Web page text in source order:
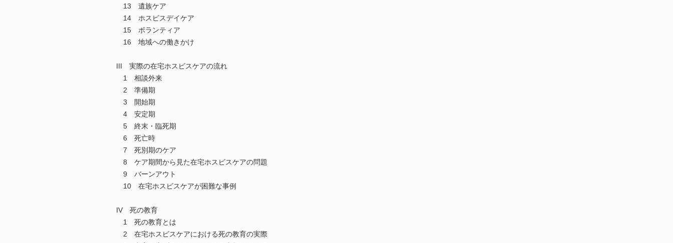
13 遺族ケア
14 ホスピスデイケア
15 ボランティア
16 地域への働きかけ
III 実際の在宅ホスピスケアの流れ
1 相談外来
2 準備期
3 開始期
4 安定期
5 終末・臨死期
6 死亡時
7 死別期のケア
8 ケア期間から見た在宅ホスピスケアの問題
9 バーンアウト
10 在宅ホスピスケアが困難な事例
IV 死の教育
1 死の教育とは
2 在宅ホスピスケアにおける死の教育の実際